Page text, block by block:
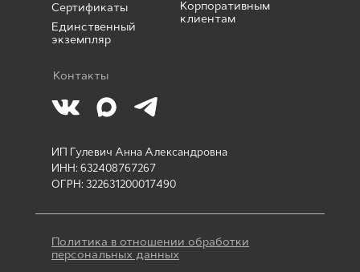
Политика в отношении обработки
персональных данных
Сертификаты
Единственный
экземпляр
Корпоративным
клиентам
ИП Гулевич Анна Александровна
ИНН: 632408767267
ОГРН: 322631200017490
Контакты